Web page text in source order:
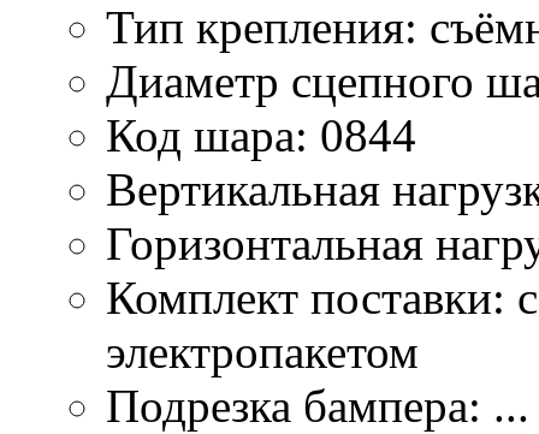
Тип крепления:
Диаметр сцепного
Код шара: 0844
Вертикальная
Горизонтальная
Комплект поставки:
электропакетом
Подрезка бампера: ...